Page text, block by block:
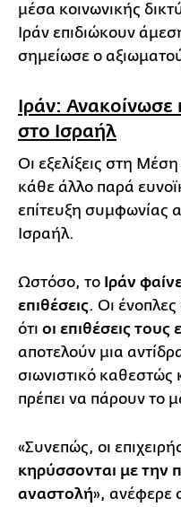
μέσα κοινωνικής
Ιράν επιδιώκουν
σημείωσε ο
Ιράν: Ανακοίνωσε
στο Ισραήλ
Οι εξελίξεις στη
κάθε άλλο παρά
επίτευξη συμφωνίας
Ισραήλ.
Ωστόσο, το Ιράν
επιθέσεις. Οι
ότι οι επιθέσεις τους
αποτελούν μια
σιωνιστικό καθεστώς
πρέπει να πάρουν το
«Συνεπώς, οι
κηρύσσονται με την
αναστολή», ανέφερε